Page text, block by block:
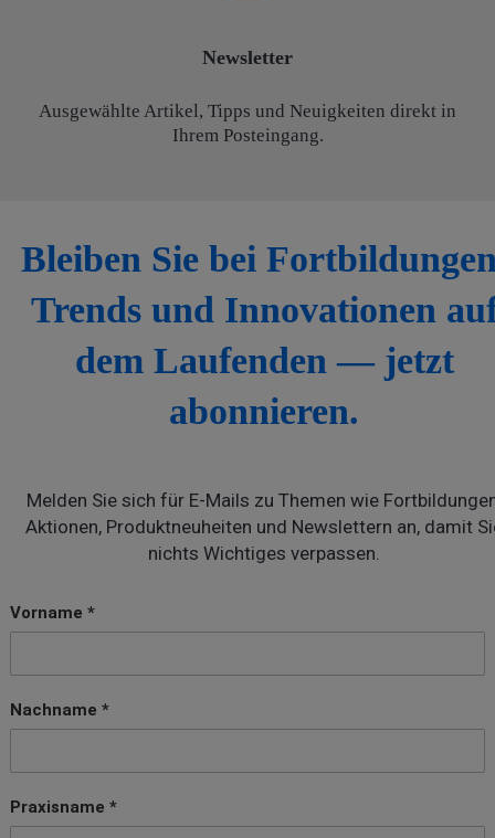
Newsletter
Ausgewählte Artikel, Tipps und Neuigkeiten direkt in
Ihrem Posteingang.
Bleiben Sie bei
Trends und Innovationen
dem Laufenden — jetzt
abonnieren.
Melden Sie sich für E-Mails zu Themen wie
Aktionen, Produktneuheiten und Newslettern an, damit
nichts Wichtiges verpassen.